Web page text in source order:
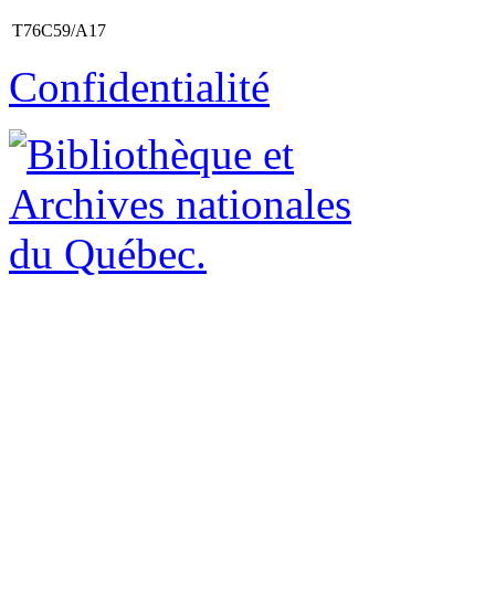
T76C59/A17
Confidentialité